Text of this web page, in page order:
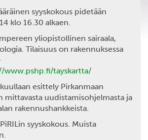
syyskokous pidetään
klo 16.30 alkaen.
yliopistollinen sairaala,
Tilaisuus on rakennuksessa
www.pshp.fi/tayskartta/
esittely Pirkanmaan
mittavasta uudistamisohjelmasta ja
rakennushankkeista.
syyskokous. Muista